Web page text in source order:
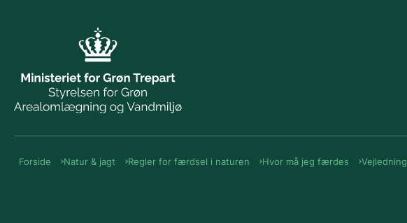
Forside Natur & jagt Regler for færdsel i naturen Hvor må jeg færdes Vejledning